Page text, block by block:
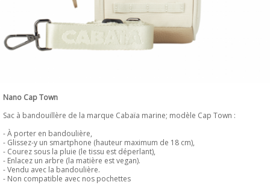
Nano Cap Town
Sac à bandouillère de la marque Cabaïa marine; modèle Cap Town :
- À porter en bandoulière,
- Glissez-y un smartphone (hauteur maximum de 18 cm),
- Courez sous la pluie (le tissu est déperlant),
- Enlacez un arbre (la matière est vegan).
- Vendu avec la bandoulière.
- Non compatible avec nos pochettes